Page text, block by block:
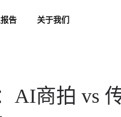
告 关于我们
AI商拍 vs